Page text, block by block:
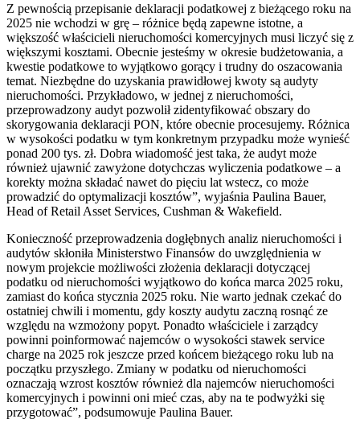
Z pewnością przepisanie deklaracji podatkowej z bieżącego roku na
2025 nie wchodzi w grę – różnice będą zapewne istotne, a
większość właścicieli nieruchomości komercyjnych musi liczyć się z
większymi kosztami. Obecnie jesteśmy w okresie budżetowania, a
kwestie podatkowe to wyjątkowo gorący i trudny do oszacowania
temat. Niezbędne do uzyskania prawidłowej kwoty są audyty
nieruchomości. Przykładowo, w jednej z nieruchomości,
przeprowadzony audyt pozwolił zidentyfikować obszary do
skorygowania deklaracji PON, które obecnie procesujemy. Różnica
w wysokości podatku w tym konkretnym przypadku może wynieść
ponad 200 tys. zł. Dobra wiadomość jest taka, że audyt może
również ujawnić zawyżone dotychczas wyliczenia podatkowe – a
korekty można składać nawet do pięciu lat wstecz, co może
prowadzić do optymalizacji kosztów”, wyjaśnia Paulina Bauer,
Head of Retail Asset Services, Cushman & Wakefield.
Konieczność przeprowadzenia dogłębnych analiz nieruchomości i
audytów skłoniła Ministerstwo Finansów do uwzględnienia w
nowym projekcie możliwości złożenia deklaracji dotyczącej
podatku od nieruchomości wyjątkowo do końca marca 2025 roku,
zamiast do końca stycznia 2025 roku. Nie warto jednak czekać do
ostatniej chwili i momentu, gdy koszty audytu zaczną rosnąć ze
względu na wzmożony popyt. Ponadto właściciele i zarządcy
powinni poinformować najemców o wysokości stawek service
charge na 2025 rok jeszcze przed końcem bieżącego roku lub na
początku przyszłego. Zmiany w podatku od nieruchomości
oznaczają wzrost kosztów również dla najemców nieruchomości
komercyjnych i powinni oni mieć czas, aby na te podwyżki się
przygotować”, podsumowuje Paulina Bauer.